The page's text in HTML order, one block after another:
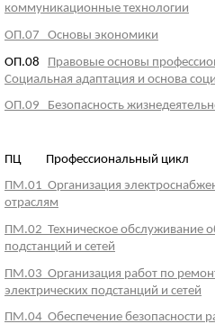
коммуникационные технологии
ОП.07 Основы экономики
ОП.08 Правовые основы
Социальная адаптация и основа
ОП.09 Безопасность
ПЦ Профессиональный цикл
ПМ.01 Организация
отраслям
ПМ.02 Техническое обслуживание
подстанций и сетей
ПМ.03 Организация работ по
электрических подстанций и сетей
ПМ.04 Обеспечение безопасности